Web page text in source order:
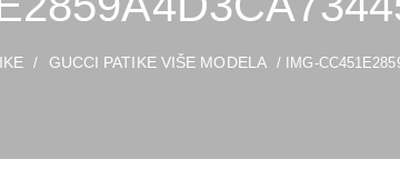
/ GUCCI PATIKE VIŠE MODELA / IMG-